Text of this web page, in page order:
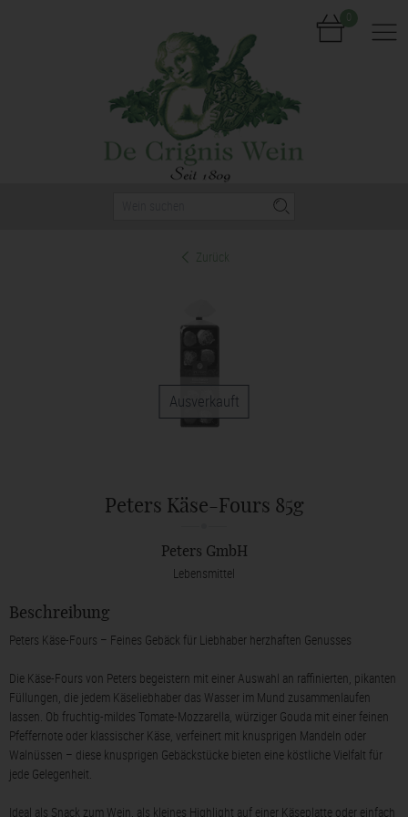
Zurück
Ausverkauft
Peters Käse-Fours 85g
Peters GmbH
Lebensmittel
Beschreibung
Peters Käse-Fours – Feines Gebäck für Liebhaber herzhaften Genusses
Die Käse-Fours von Peters begeistern mit einer Auswahl an raffinierten, pikanten
Füllungen, die jedem Käseliebhaber das Wasser im Mund zusammenlaufen
lassen. Ob fruchtig-mildes Tomate-Mozzarella, würziger Gouda mit einer feinen
Pfeffernote oder klassischer Käse, verfeinert mit knusprigen Mandeln oder
Walnüssen – diese knusprigen Gebäckstücke bieten eine köstliche Vielfalt für
jede Gelegenheit.
Ideal als Snack zum Wein, als kleines Highlight auf einer Käseplatte oder einfach